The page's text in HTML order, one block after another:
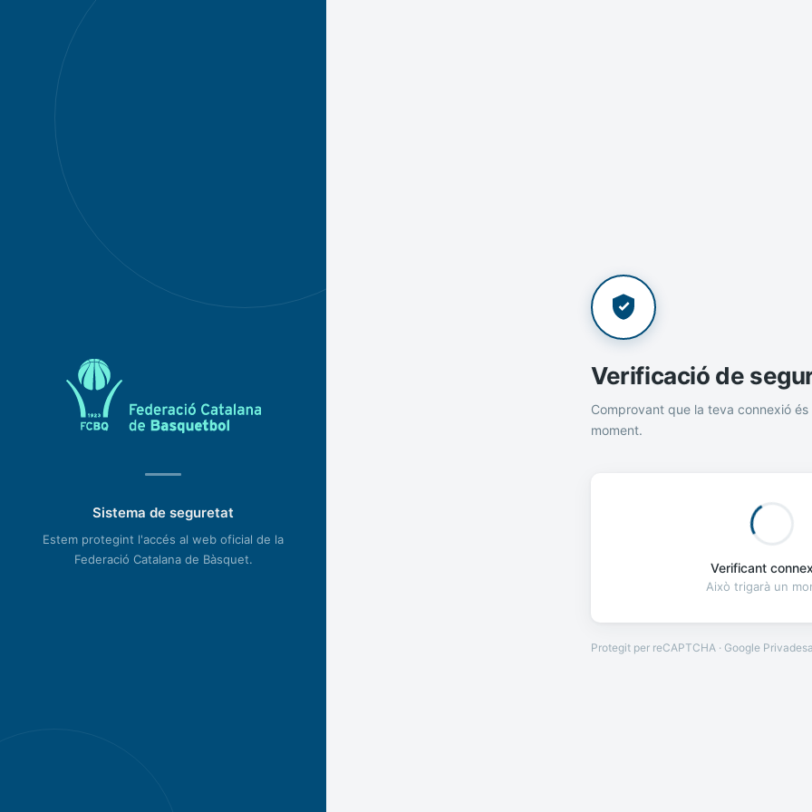
Sistema de seguretat
Estem protegint l'accés al web oficial de la
Federació Catalana de Bàsquet.
Verificació de
Comprovant que la teva connexió és
moment.
Verificant
Això trigarà un
Protegit per reCAPTCHA · Google Privadesa